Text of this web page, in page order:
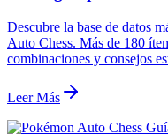
Descubre la base de datos
Auto Chess. Más de 180
combinaciones y consejos
Leer Más